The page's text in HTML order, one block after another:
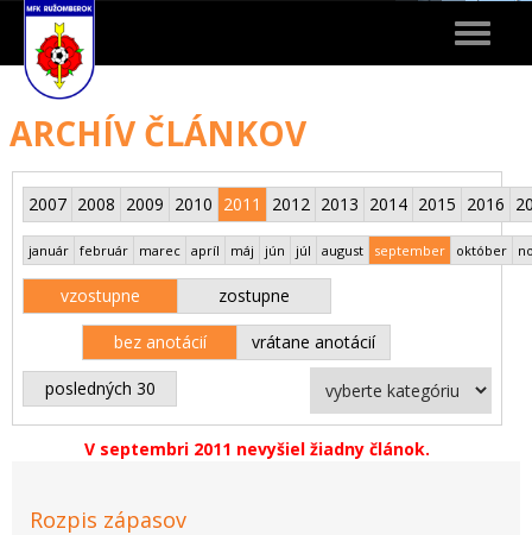
Toggle
ARCHÍV ČLÁNKOV
2007 2008 2009 2010 2011 2012 2013 2014 2015 2016
január február marec apríl máj jún júl august september október
vzostupne zostupne
bez anotácií vrátane anotácií
posledných 30
V septembri 2011 nevyšiel žiadny článok.
Rozpis zápasov